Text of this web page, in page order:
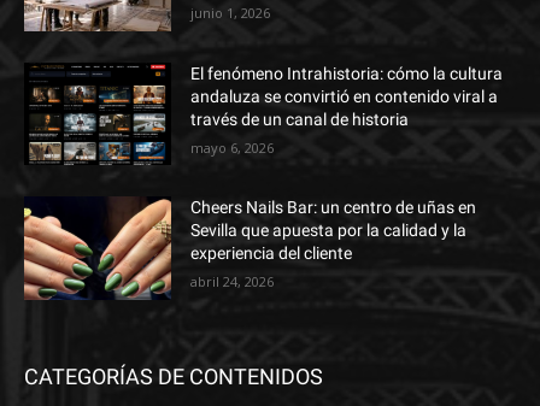
junio 1, 2026
El fenómeno Intrahistoria: cómo la cultura
andaluza se convirtió en contenido viral a
través de un canal de historia
mayo 6, 2026
Cheers Nails Bar: un centro de uñas en
Sevilla que apuesta por la calidad y la
experiencia del cliente
abril 24, 2026
CATEGORÍAS DE CONTENIDOS